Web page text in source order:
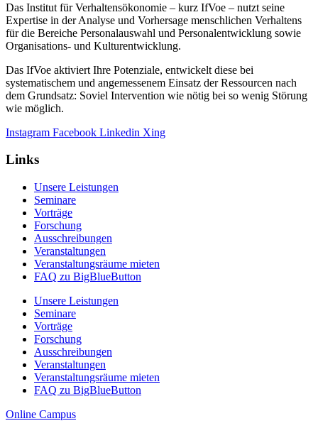
Das Institut für Verhaltensökonomie – kurz IfVoe – nutzt seine
Expertise in der Analyse und Vorhersage menschlichen Verhaltens
für die Bereiche Personal­auswahl und Personal­entwicklung sowie
Organisations- und Kultur­entwicklung.
Das IfVoe aktiviert Ihre Potenziale, entwickelt diese bei
systematischem und angemessenem Einsatz der Ressourcen nach
dem Grundsatz: Soviel Intervention wie nötig bei so wenig Störung
wie möglich.
Instagram Facebook Linkedin Xing
Links
Unsere Leistungen
Seminare
Vorträge
Forschung
Ausschreibungen
Veranstaltungen
Veranstaltungs­räume mieten
FAQ zu BigBlueButton
Unsere Leistungen
Seminare
Vorträge
Forschung
Ausschreibungen
Veranstaltungen
Veranstaltungs­räume mieten
FAQ zu BigBlueButton
Online Campus